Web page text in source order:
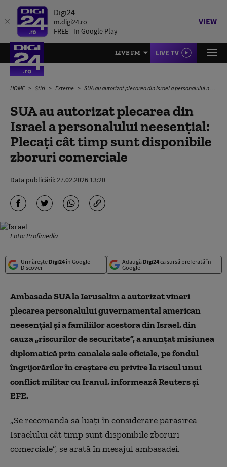
Digi24
m.digi24.ro
FREE - In Google Play
VIEW
LIVE FM LIVE TV
HOME Știri Externe SUA au autorizat plecarea din Israel a personalului neesenţial: Plecați cât timp sunt disponibile zboruri comerciale
SUA au autorizat plecarea din
Israel a personalului neesenţial:
Plecați cât timp sunt disponibile
zboruri comerciale
Data publicării:27.02.2026 13:20
Foto: Profimedia
Urmărește Digi24în Google
Discover
Adaugă Digi24ca sursă preferată în
Google
Ambasada SUA la Ierusalim a autorizat vineri
plecarea personalului guvernamental american
neesenţial şi a familiilor acestora din Israel, din
cauza „riscurilor de securitate”, a anunţat misiunea
diplomatică prin canalele sale oficiale, pe fondul
îngrijorărilor în creştere cu privire la riscul unui
conflict militar cu Iranul, informează Reuters şi
EFE.
„Se recomandă să luaţi în considerare părăsirea
Israelului cât timp sunt disponibile zboruri
comerciale”, se arată în mesajul ambasadei.